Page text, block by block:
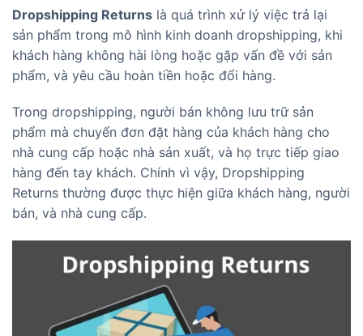
Dropshipping Returns là quá trình xử lý việc trả lại
sản phẩm trong mô hình kinh doanh dropshipping, khi
khách hàng không hài lòng hoặc gặp vấn đề với sản
phẩm, và yêu cầu hoàn tiền hoặc đổi hàng.
Trong dropshipping, người bán không lưu trữ sản
phẩm mà chuyển đơn đặt hàng của khách hàng cho
nhà cung cấp hoặc nhà sản xuất, và họ trực tiếp giao
hàng đến tay khách. Chính vì vậy, Dropshipping
Returns thường được thực hiện giữa khách hàng, người
bán, và nhà cung cấp.